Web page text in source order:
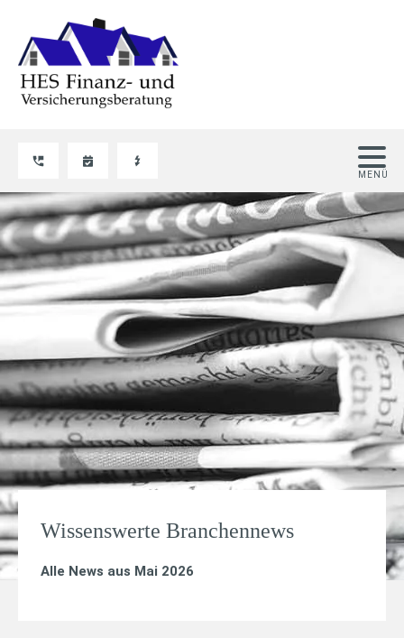
Wissenswerte Branchennews
Alle News aus Mai 2026